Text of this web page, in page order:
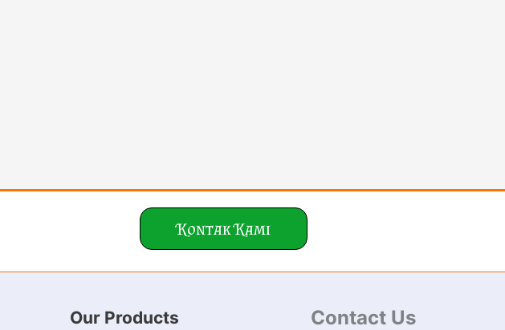
Kontak Kami
Our Products Contact Us